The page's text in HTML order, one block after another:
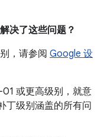
决了这些问题？
，请参阅 Google 设
或更高级别，就意
级别涵盖的所有问